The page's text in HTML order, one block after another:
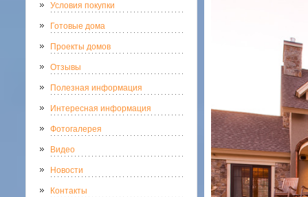
Условия покупки
Готовые дома
Проекты домов
Отзывы
Полезная информация
Интересная информация
Фотогалерея
Видео
Новости
Контакты